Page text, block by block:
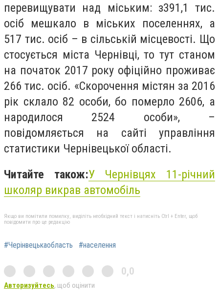
перевищувати над міським: з391,1 тис.
осіб мешкало в міських поселеннях, а
517 тис. осіб – в сільській місцевості. Що
стосується міста Чернівці, то тут станом
на початок 2017 року офіційно проживає
266 тис. осіб. «Скорочення містян за 2016
рік склало 82 особи, бо померло 2606, а
народилося 2524 особи», –
повідомляється на сайті управління
статистики Чернівецької області.
Читайте також:У Чернівцях 11-річний
школяр викрав автомобіль
Якщо ви помітили помилку, виділіть необхідний текст і натисніть Ctrl + Enter, щоб
повідомити про це редакцію
#Черінвецькаобласть #населення
0,0
Авторизуйтесь, щоб оцінити